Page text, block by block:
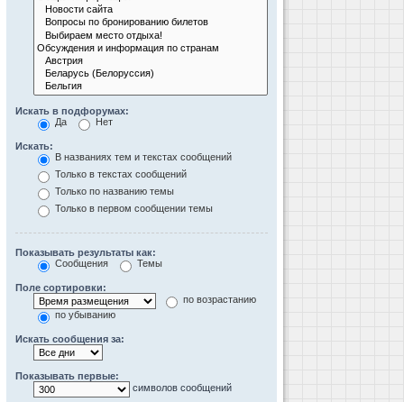
Искать в подфорумах:
Да
Нет
Искать:
В названиях тем и текстах сообщений
Только в текстах сообщений
Только по названию темы
Только в первом сообщении темы
Показывать результаты как:
Сообщения
Темы
Поле сортировки:
по возрастанию
по убыванию
Искать сообщения за:
Показывать первые:
символов сообщений